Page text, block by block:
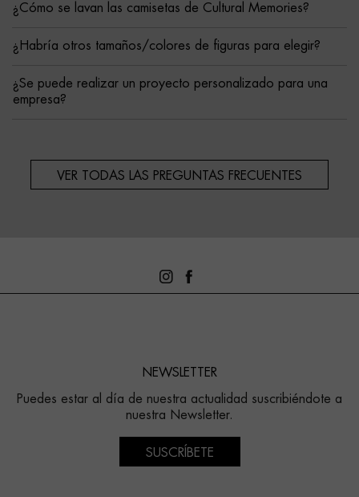
¿Cómo se lavan las camisetas de Cultural Memories?
¿Habría otros tamaños/colores de figuras para elegir?
¿Se puede realizar un proyecto personalizado para una
empresa?
VER TODAS LAS PREGUNTAS FRECUENTES
NEWSLETTER
Puedes estar al día de nuestra actualidad suscribiéndote a
nuestra Newsletter.
SUSCRÍBETE